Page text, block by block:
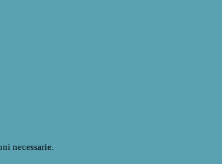
necessarie.